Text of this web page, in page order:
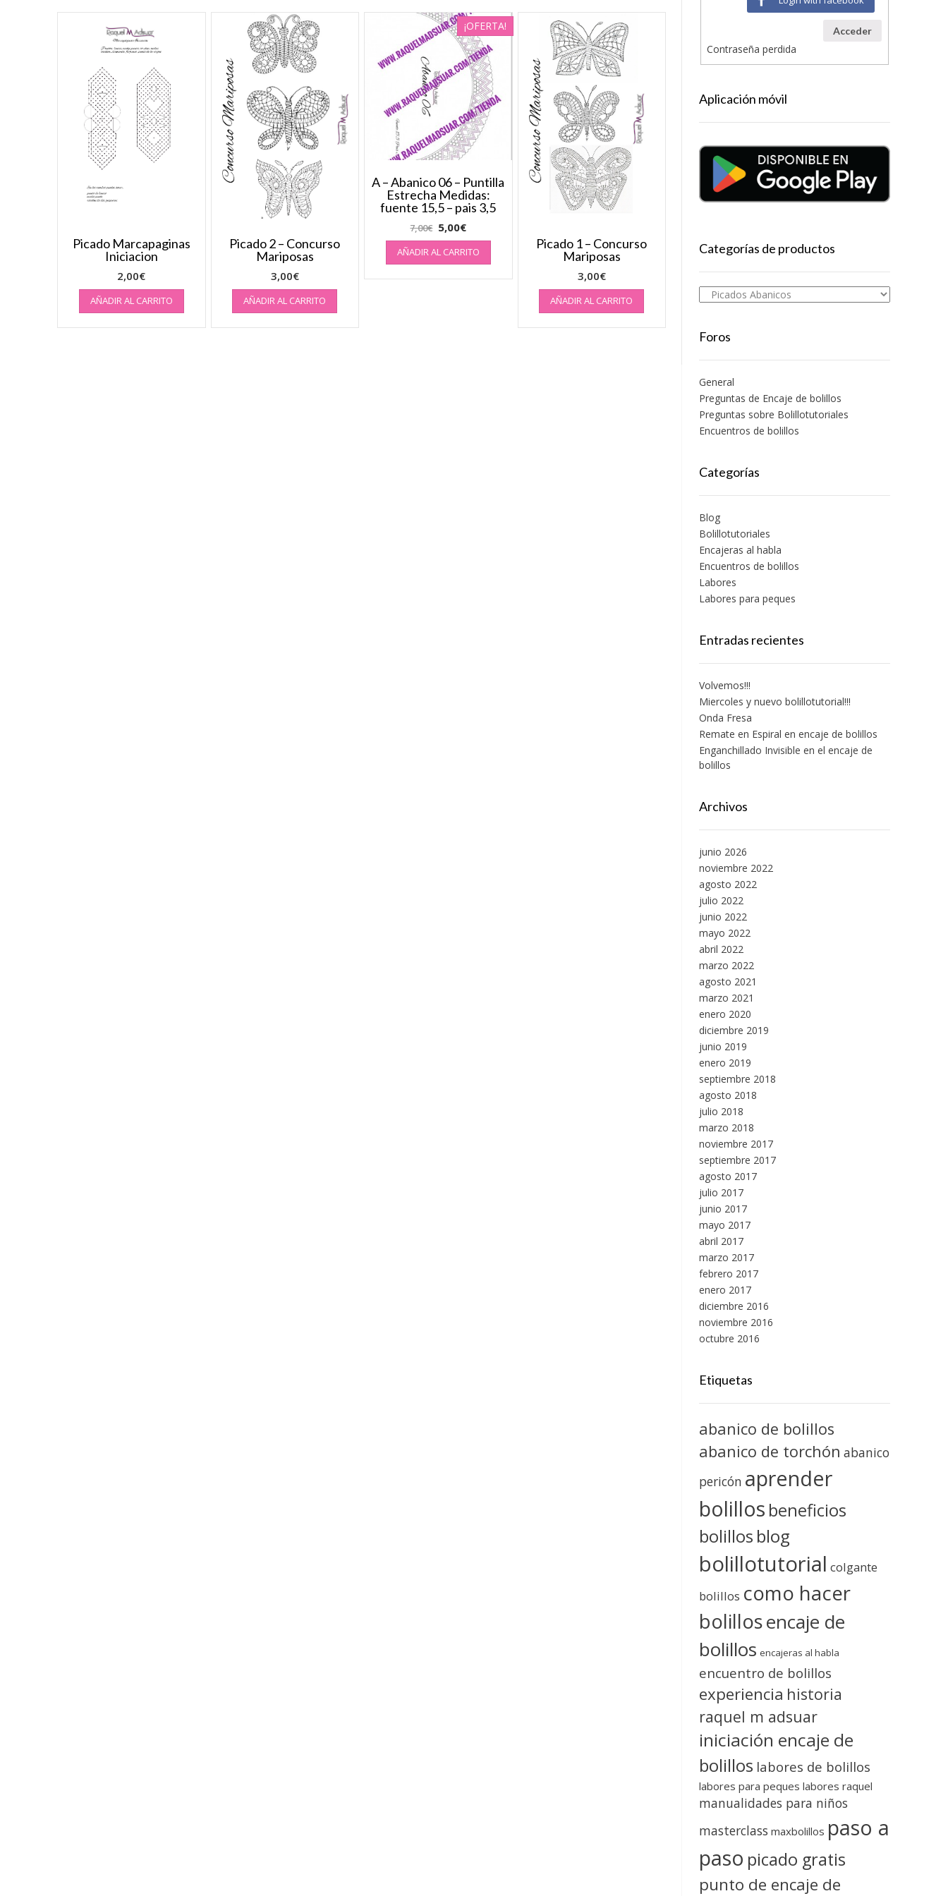
Picado Marcapaginas
Iniciacion
2,00€
AÑADIR AL CARRITO
Picado 2 – Concurso
Mariposas
3,00€
AÑADIR AL CARRITO
¡OFERTA!
A – Abanico 06 – Puntilla
Estrecha Medidas:
fuente 15,5 – pais 3,5
7,00€ 5,00€
AÑADIR AL CARRITO
Picado 1 – Concurso
Mariposas
3,00€
AÑADIR AL CARRITO
Acceder
Contraseña perdida
Aplicación móvil
Categorías de productos
Foros
General
Preguntas de Encaje de bolillos
Preguntas sobre Bolillotutoriales
Encuentros de bolillos
Categorías
Blog
Bolillotutoriales
Encajeras al habla
Encuentros de bolillos
Labores
Labores para peques
Entradas recientes
Volvemos!!!
Miercoles y nuevo bolillotutorial!!!
Onda Fresa
Remate en Espiral en encaje de bolillos
Enganchillado Invisible en el encaje de
bolillos
Archivos
junio 2026
noviembre 2022
agosto 2022
julio 2022
junio 2022
mayo 2022
abril 2022
marzo 2022
agosto 2021
marzo 2021
enero 2020
diciembre 2019
junio 2019
enero 2019
septiembre 2018
agosto 2018
julio 2018
marzo 2018
noviembre 2017
septiembre 2017
agosto 2017
julio 2017
junio 2017
mayo 2017
abril 2017
marzo 2017
febrero 2017
enero 2017
diciembre 2016
noviembre 2016
octubre 2016
Etiquetas
abanico de bolillos
abanico de torchón abanico
pericón aprender
bolillos beneficios
bolillos blog
bolillotutorial colgante
bolillos como hacer
bolillosencaje de
bolillos encajeras al habla
encuentro de bolillos
experiencia historia
raquel m adsuar
iniciación encaje de
bolillos labores de bolillos
labores para peques labores raquel
manualidades para niños
masterclass maxbolillos paso a
paso picado gratis
punto de encaje de